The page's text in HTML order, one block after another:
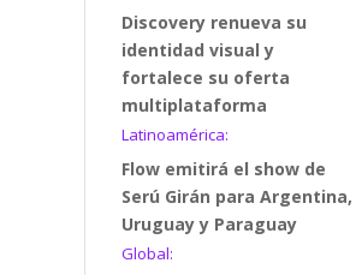
Discovery renueva su
identidad visual y
fortalece su oferta
multiplataforma
Latinoamérica:
Flow emitirá el show de
Serú Girán para Argentina,
Uruguay y Paraguay
Global: